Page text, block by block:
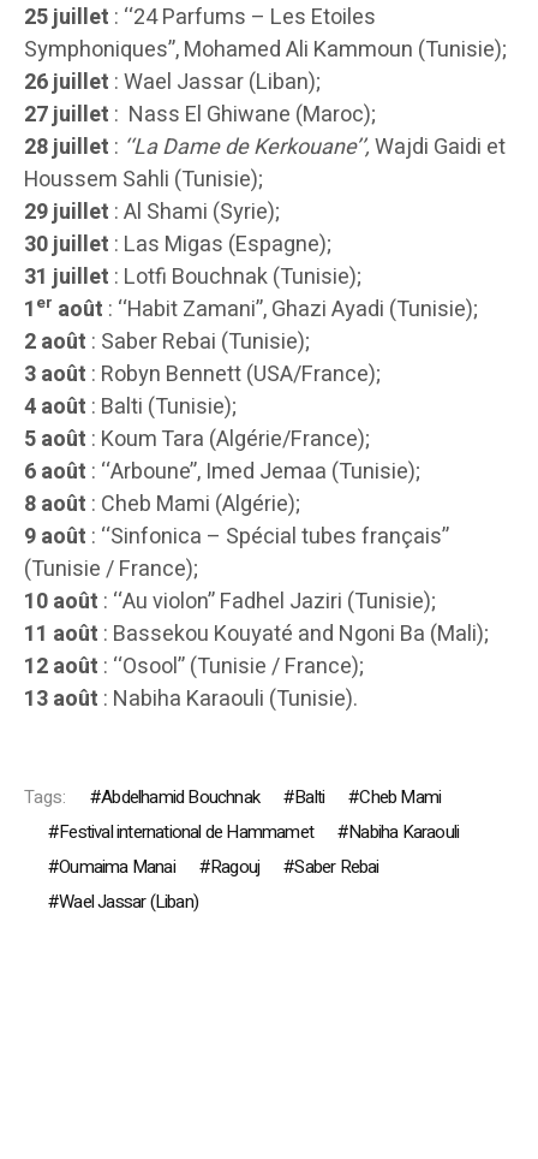
25 juillet : ‘‘24 Parfums – Les Etoiles
Symphoniques’’, Mohamed Ali Kammoun (Tunisie);
26 juillet : Wael Jassar (Liban);
27 juillet : Nass El Ghiwane (Maroc);
28 juillet : ‘‘La Dame de Kerkouane’’,Wajdi Gaidi et
Houssem Sahli (Tunisie);
29 juillet : Al Shami (Syrie);
30 juillet : Las Migas (Espagne);
31 juillet : Lotfi Bouchnak (Tunisie);
1 er août : ‘‘Habit Zamani’’, Ghazi Ayadi (Tunisie);
2 août : Saber Rebai (Tunisie);
3 août : Robyn Bennett (USA/France);
4 août : Balti (Tunisie);
5 août : Koum Tara (Algérie/France);
6 août : ‘‘Arboune’’, Imed Jemaa (Tunisie);
8 août : Cheb Mami (Algérie);
9 août : ‘‘Sinfonica – Spécial tubes français’’
(Tunisie / France);
10 août : ‘‘Au violon’’ Fadhel Jaziri (Tunisie);
11 août : Bassekou Kouyaté and Ngoni Ba (Mali);
12 août : ‘‘Osool’’ (Tunisie / France);
13 août : Nabiha Karaouli (Tunisie).
Tags: Abdelhamid Bouchnak Balti
Cheb Mami
Festival international de Hammamet
Nabiha Karaouli
Oumaima Manai
Ragouj
Saber Rebai
Wael Jassar (Liban)